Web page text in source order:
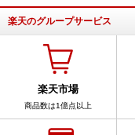
楽天のグループサービス
楽天市場
商品数は1億点以上